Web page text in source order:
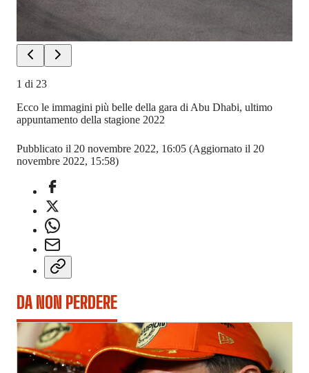
1 di 23
Ecco le immagini più belle della gara di Abu Dhabi, ultimo
appuntamento della stagione 2022
Pubblicato il 20 novembre 2022, 16:05 (Aggiornato il 20
novembre 2022, 15:58)
DA NON PERDERE